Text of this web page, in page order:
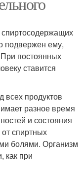
подвержен ему,
постоянных
ставится
всех продуктов
разное время
и состояния
спиртных
болями. Организм
как при